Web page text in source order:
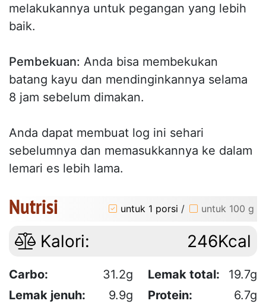
melakukannya untuk pegangan yang lebih
baik.
Pembekuan: Anda bisa membekukan
batang kayu dan mendinginkannya selama
8 jam sebelum dimakan.
Anda dapat membuat log ini sehari
sebelumnya dan memasukkannya ke dalam
lemari es lebih lama.
Nutrisi untuk 1 porsi / untuk 100 g
Kalori: 246Kcal
Carbo: 31.2g Lemak total:
19.7g
Lemak jenuh:
9.9g Protein: 6.7g